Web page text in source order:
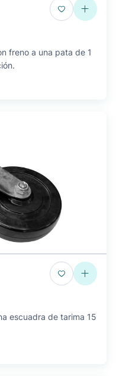
freno a una pata de 1
escuadra de tarima 15